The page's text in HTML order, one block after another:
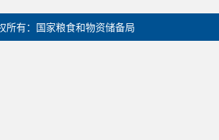
所有：国家粮食和物资储备局